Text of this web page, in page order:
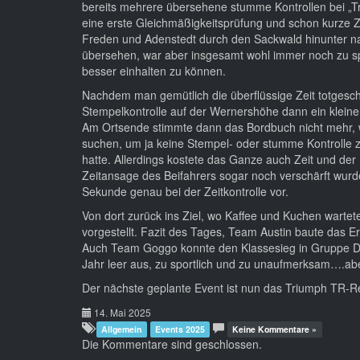
bereits mehrere übersehene stumme Kontrollen bei
eine erste Gleichmäßigkeitsprüfung und schon kurze
Freden und Adenstedt durch den Sackwald hinunter
übersehen, war aber insgesamt wohl immer noch zu
besser einhalten zu können.
Nachdem man gemütlich die überflüssige Zeit
Stempelkontrolle auf der Wernershöhe dann ein
Am Ortsende stimmte dann das Bordbuch nicht
suchen, um ja keine Stempel- oder stumme
hatte. Allerdings kostete das Ganze auch Zeit und
Zeitansage des Beifahrers sogar noch verschärft
Sekunde genau bei der Zeitkontrolle vor.
Von dort zurück ins Ziel, wo Kaffee und Kuchen
vorgestellt. Fazit des Tages, Team Austin baute das
Auch Team Goggo konnte den Klassesieg in Gruppe
Jahr leer aus, zu sportlich und zu
Der nächste geplante Event ist nun das Triumph TR-
14. Mai 2025
Allgemein Events 2025 Keine Kommentare »
Die Kommentare sind geschlossen.